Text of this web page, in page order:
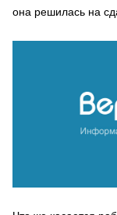
она решилась на